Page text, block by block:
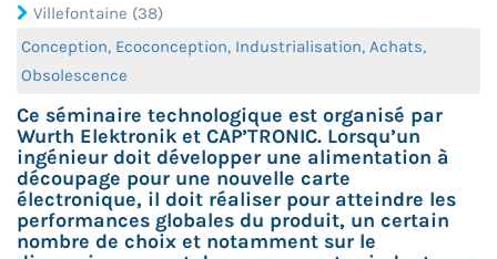
Villefontaine (38)
Conception, Ecoconception, Industrialisation, Achats,
Obsolescence
Ce séminaire technologique est organisé par
Wurth Elektronik et CAP’TRONIC. Lorsqu’un
ingénieur doit développer une alimentation à
découpage pour une nouvelle carte
électronique, il doit réaliser pour atteindre les
performances globales du produit, un certain
nombre de choix et notamment sur le